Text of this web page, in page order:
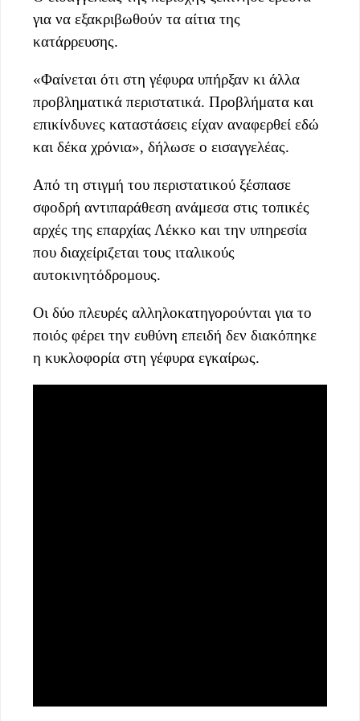
για να εξακριβωθούν τα αίτια της
κατάρρευσης.
«Φαίνεται ότι στη γέφυρα υπήρξαν κι άλλα
προβληματικά περιστατικά. Προβλήματα και
επικίνδυνες καταστάσεις είχαν αναφερθεί εδώ
και δέκα χρόνια», δήλωσε ο εισαγγελέας.
Από τη στιγμή του περιστατικού ξέσπασε
σφοδρή αντιπαράθεση ανάμεσα στις τοπικές
αρχές της επαρχίας Λέκκο και την υπηρεσία
που διαχείριζεται τους ιταλικούς
αυτοκινητόδρομους.
Οι δύο πλευρές αλληλοκατηγορούνται για το
ποιός φέρει την ευθύνη επειδή δεν διακόπηκε
η κυκλοφορία στη γέφυρα εγκαίρως.